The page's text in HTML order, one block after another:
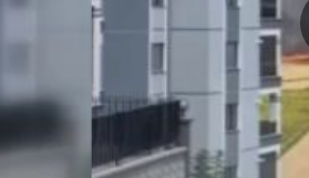
bursahakimiyet